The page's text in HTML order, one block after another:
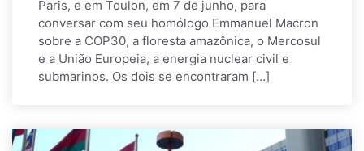
Paris, e em Toulon, em 7 de junho, para
conversar com seu homólogo Emmanuel Macron
sobre a COP30, a floresta amazônica, o Mercosul
e a União Europeia, a energia nuclear civil e
submarinos. Os dois se encontraram […]